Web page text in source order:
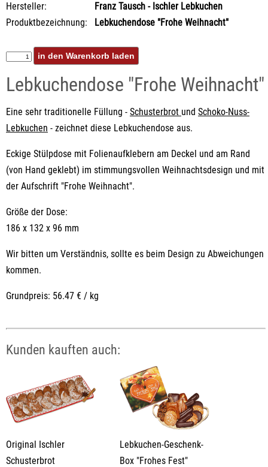
Hersteller:
Franz Tausch - Ischler Lebkuchen
Produktbezeichnung:
Lebkuchendose "Frohe Weihnacht"
Lebkuchendose "Frohe Weihnacht"
Eine sehr traditionelle Füllung - Schusterbrot und Schoko-Nuss-
Lebkuchen - zeichnet diese Lebkuchendose aus.
Eckige Stülpdose mit Folienaufklebern am Deckel und am Rand
(von Hand geklebt) im stimmungsvollen Weihnachtsdesign und mit
der Aufschrift "Frohe Weihnacht".
Größe der Dose:
186 x 132 x 96 mm
Wir bitten um Verständnis, sollte es beim Design zu Abweichungen
kommen.
Grundpreis: 56.47 € / kg
Kunden kauften auch:
Original Ischler
Schusterbrot
Lebkuchen-Geschenk-
Box "Frohes Fest"